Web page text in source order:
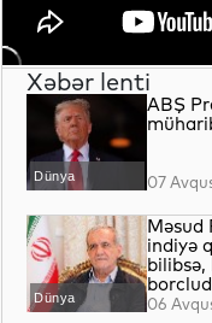
Xəbər lenti
Dünya
ABŞ
07
Dünya
Məsud
indiyə
bilibsə,
06